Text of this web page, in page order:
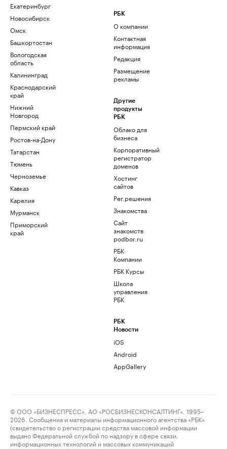
Екатеринбург
Новосибирск
Омск
Башкортостан
Вологодская
область
Калининград
Краснодарский
край
Нижний
Новгород
Пермский край
Ростов-на-Дону
Татарстан
Тюмень
Черноземье
Кавказ
Карелия
Мурманск
Приморский
край
РБК
О компании
Контактная
информация
Редакция
Размещение
рекламы
Другие
продукты
РБК
Облако для
бизнеса
Корпоративный
регистратор
доменов
Хостинг
сайтов
Рег.решения
Знакомства
Сайт
знакомств
podbor.ru
РБК
Компании
РБК Курсы
Школа
управления
РБК
РБК
Новости
iOS
Android
AppGallery
© ООО «БИЗНЕСПРЕСС», АО «РОСБИЗНЕСКОНСАЛТИНГ», 1995–
2026. Сообщения и материалы информационного агентства «РБК»
(свидетельство о регистрации средства массовой информации
выдано Федеральной службой по надзору в сфере связи,
информационных технологий и массовых коммуникаций